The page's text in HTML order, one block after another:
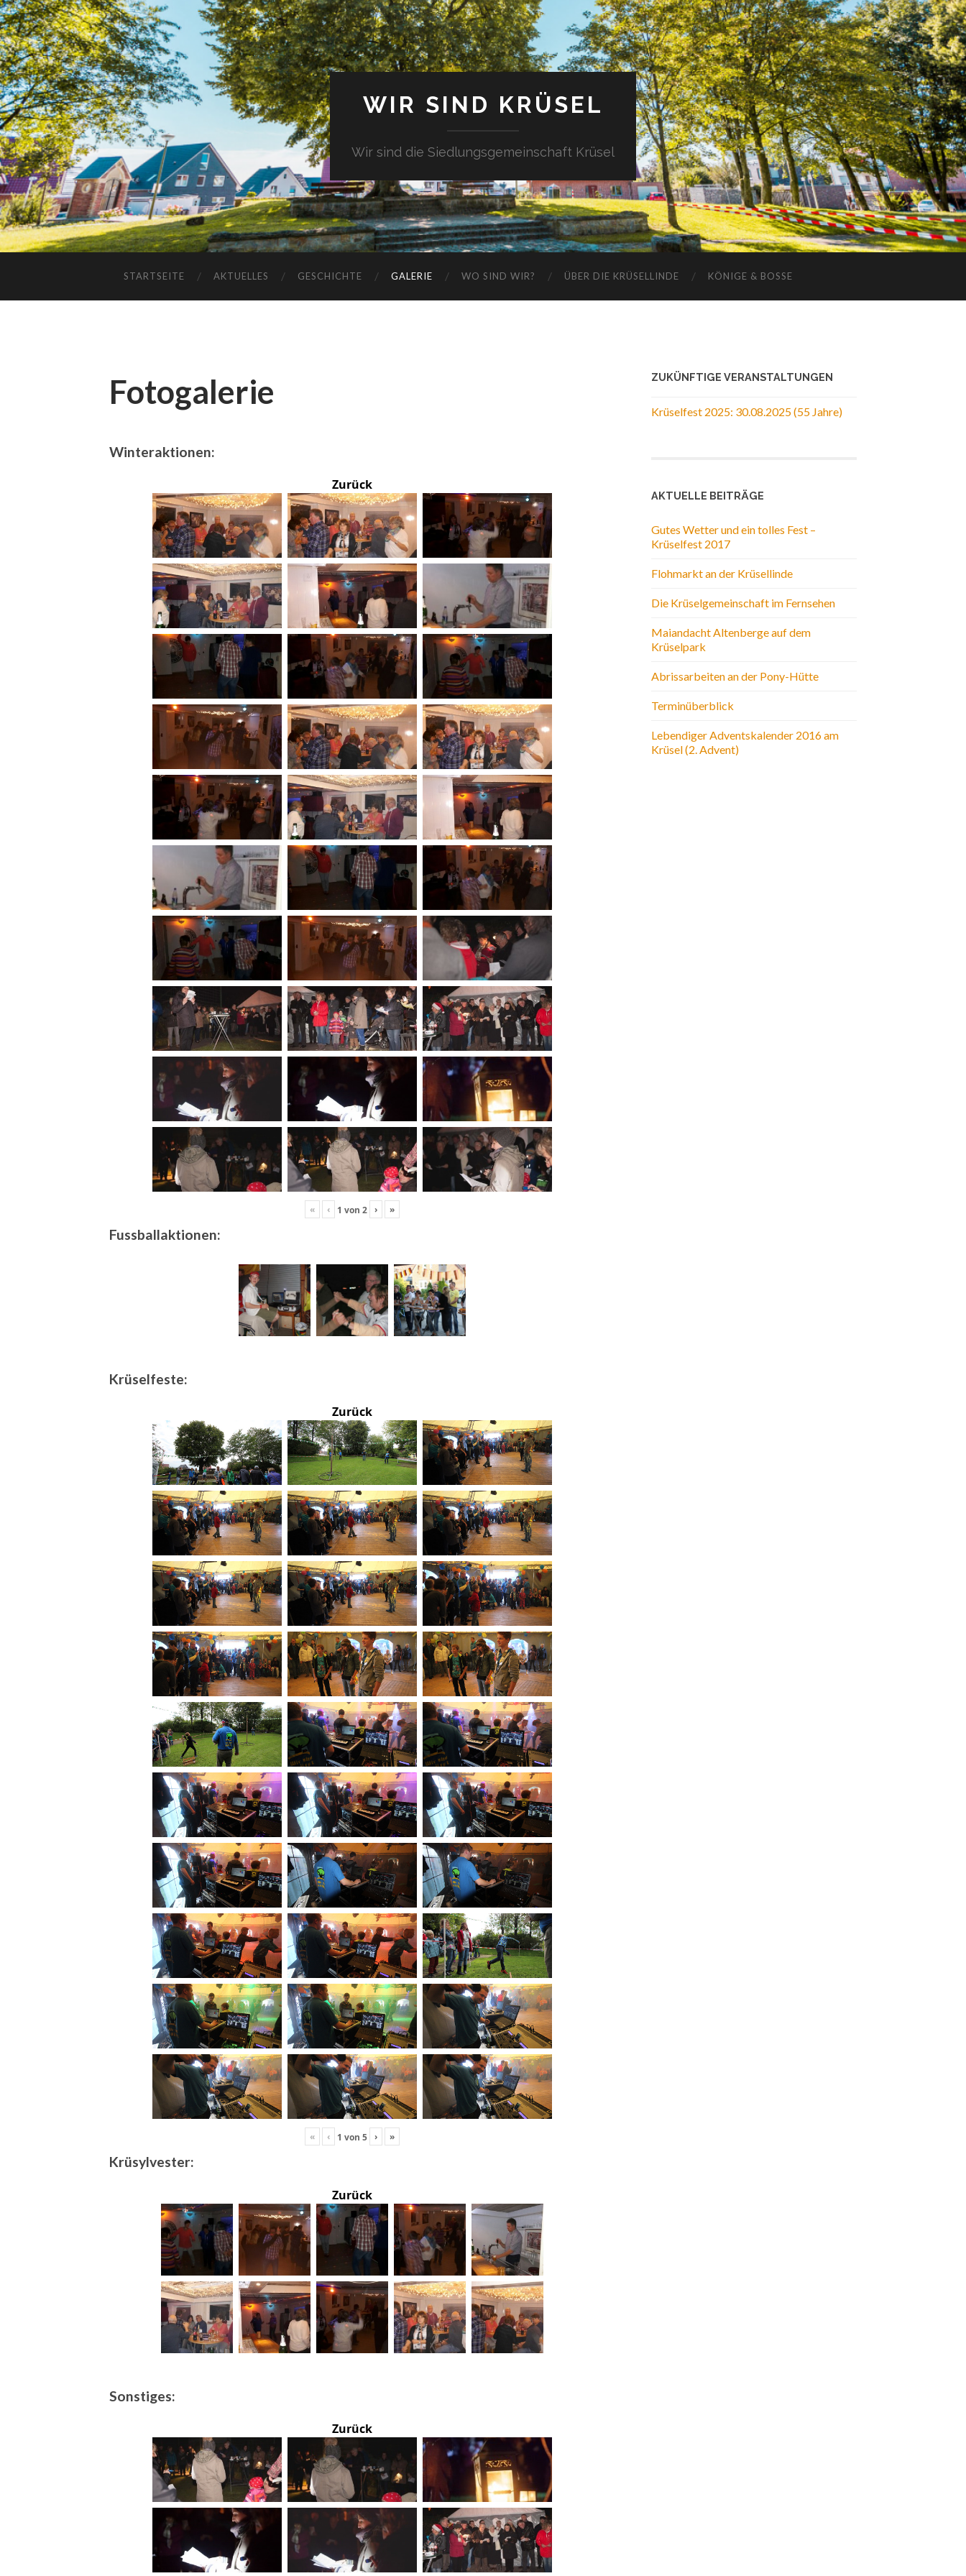
WIR SIND KRÜSEL
Wir sind die Siedlungsgemeinschaft Krüsel
STARTSEITE AKTUELLES GESCHICHTE GALERIE WO SIND WIR? ÜBER DIE KRÜSELLINDE KÖNIGE & BOSSE
Fotogalerie
Winteraktionen:
Zurück
« ‹ 1 von 2 › »
Fussballaktionen:
Krüselfeste:
Zurück
« ‹ 1 von 5 › »
Krüsylvester:
Zurück
Sonstiges:
Zurück
ZUKÜNFTIGE VERANSTALTUNGEN
Krüselfest 2025: 30.08.2025 (55 Jahre)
AKTUELLE BEITRÄGE
Gutes Wetter und ein tolles Fest –
Krüselfest 2017
Flohmarkt an der Krüsellinde
Die Krüselgemeinschaft im Fernsehen
Maiandacht Altenberge auf dem
Krüselpark
Abrissarbeiten an der Pony-Hütte
Terminüberblick
Lebendiger Adventskalender 2016 am
Krüsel (2. Advent)